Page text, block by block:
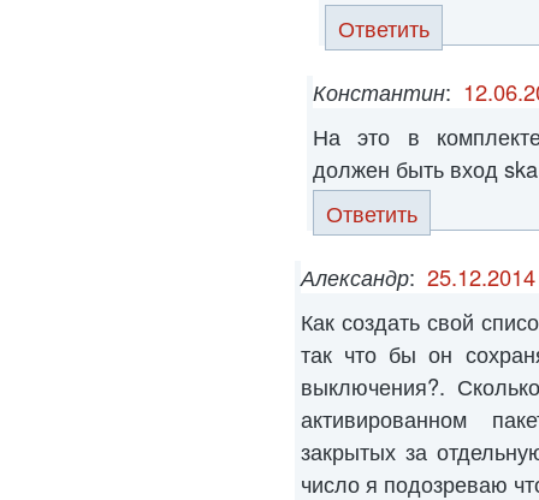
Ответить
Константин:
На это в
должен быть вход
Ответить
Александр:
Как создать свой
так что бы он
выключения?.
активированном
закрытых за
число я подозреваю